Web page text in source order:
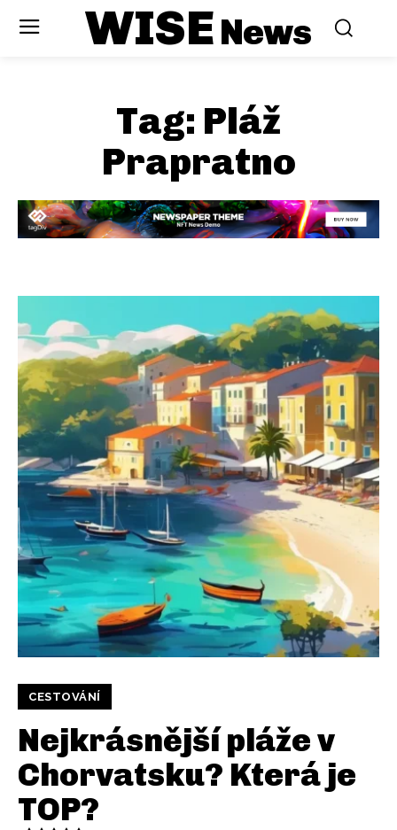
WISENews
Tag: Pláž
Prapratno
CESTOVÁNÍ
Nejkrásnější pláže v
Chorvatsku? Která je
TOP?